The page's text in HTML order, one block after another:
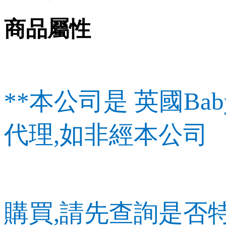
商品屬性
**本公司是 英國
代理,如非經本公司
購買,請先查詢是否